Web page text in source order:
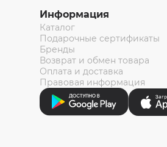
Информация
Каталог
Подарочные сертификаты
Бренды
Возврат и обмен товара
Оплата и доставка
Правовая информация